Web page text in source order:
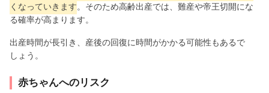
くなっていきます。そのため高齢出産では、難産や帝王切開にな
る確率が高まります。
出産時間が長引き、産後の回復に時間がかかる可能性もあるで
しょう。
赤ちゃんへのリスク